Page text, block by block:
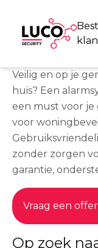
Voor
Brand-en
Onze projecten
Voor
Our iiii’s
home
Veilig en op je
huis? Een
een must voor je
voor
zonder zorgen
garantie,
Vraag een
Op zoek